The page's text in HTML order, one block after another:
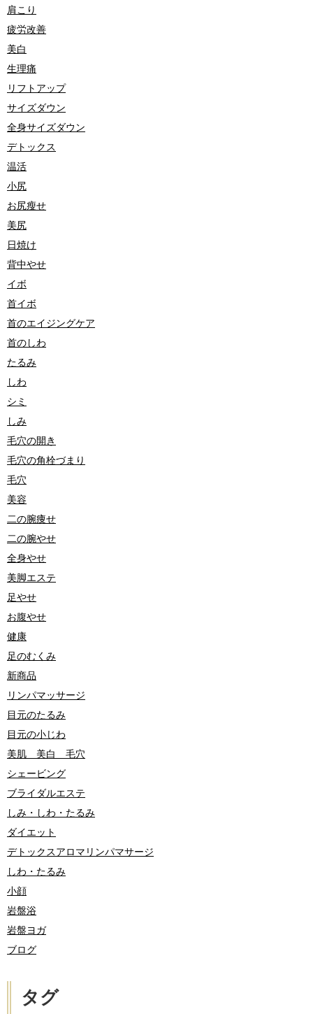
肩こり
疲労改善
美白
生理痛
リフトアップ
サイズダウン
全身サイズダウン
デトックス
温活
小尻
お尻瘦せ
美尻
日焼け
背中やせ
イボ
首イボ
首のエイジングケア
首のしわ
たるみ
しわ
シミ
しみ
毛穴の開き
毛穴の角栓づまり
毛穴
美容
二の腕痩せ
二の腕やせ
全身やせ
美脚エステ
足やせ
お腹やせ
健康
足のむくみ
新商品
リンパマッサージ
目元のたるみ
目元の小じわ
美肌 美白 毛穴
シェービング
ブライダルエステ
しみ・しわ・たるみ
ダイエット
デトックスアロマリンパマサージ
しわ・たるみ
小顔
岩盤浴
岩盤ヨガ
ブログ
タグ